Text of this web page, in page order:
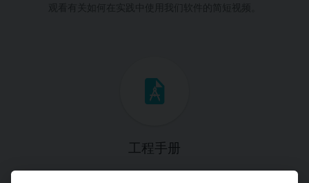
工程手册